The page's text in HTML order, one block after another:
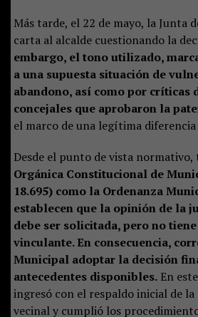
Más tarde, el 22 de mayo, la Junta
carta al alcalde cuestionando la
embargo, el tono utilizado,
a una supuesta situación de
abandono, así como por críticas
concejales que aprobaron la
el marco de una legítima
Desde el punto de vista
Orgánica Constitucional de
18.695) como la Ordenanza
establecen que la opinión de la
debe ser solicitada, pero no
vinculante. En consecuencia,
Municipal adoptar la decisión
antecedentes disponibles.En
ingresó con el respaldo inicial de
vecinal y cumplió los